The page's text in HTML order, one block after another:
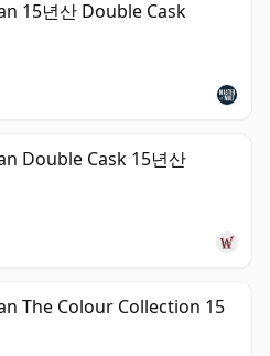
15년산 Double Cask
Double Cask 15년산
The Colour Collection 15